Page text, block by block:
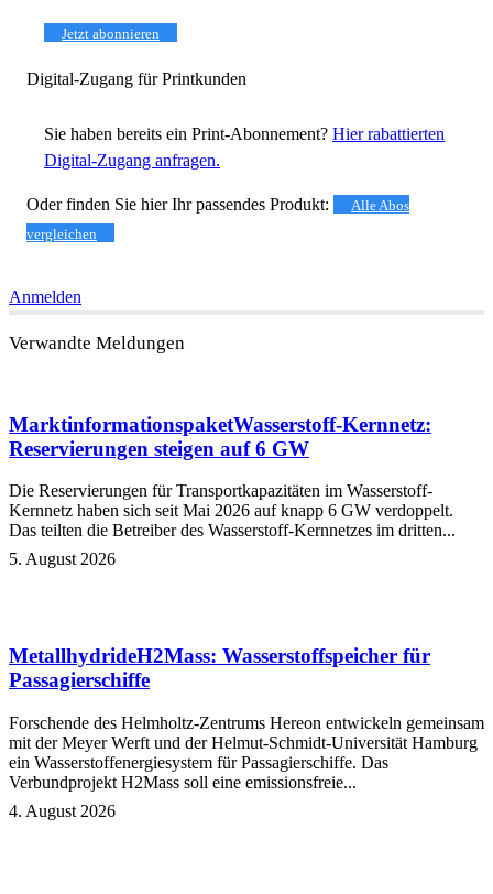
Jetzt abonnieren
Digital-Zugang für Printkunden
Sie haben bereits ein Print-Abonnement? Hier rabattierten
Digital-Zugang anfragen.
Oder finden Sie hier Ihr passendes Produkt:
Alle Abos
vergleichen
Anmelden
Verwandte Meldungen
MarktinformationspaketWasserstoff-Kernnetz:
Reservierungen steigen auf 6 GW
Die Reservierungen für Transportkapazitäten im Wasserstoff-
Kernnetz haben sich seit Mai 2026 auf knapp 6 GW verdoppelt.
Das teilten die Betreiber des Wasserstoff-Kernnetzes im dritten...
5. August 2026
MetallhydrideH2Mass: Wasserstoffspeicher für
Passagierschiffe
Forschende des Helmholtz-Zentrums Hereon entwickeln gemeinsam
mit der Meyer Werft und der Helmut-Schmidt-Universität Hamburg
ein Wasserstoffenergiesystem für Passagierschiffe. Das
Verbundprojekt H2Mass soll eine emissionsfreie...
4. August 2026